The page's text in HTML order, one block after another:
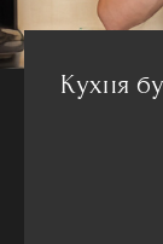
Кухня